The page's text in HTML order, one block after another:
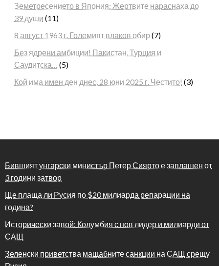
Земетресението в Япония: Жертвите нараснаха до
39 души (11)
8 август 1963 г. Големият влаков обир (7)
Без ядрени амбиции! Пакистан, Турция и
Саудитска… (5)
Кой има имен ден днес, 28 юни 2025 г. Честито! (3)
Бившият унгарски министър Петер Сиярто е заплашен от
3 години затвор
Ще плаща ли Русия по $20 милиарда репарации на
година?
Исторически завой: Колумбия с нов лидер и милиарди от
САЩ
Зеленски приветства мащабните санкции на САЩ срещу